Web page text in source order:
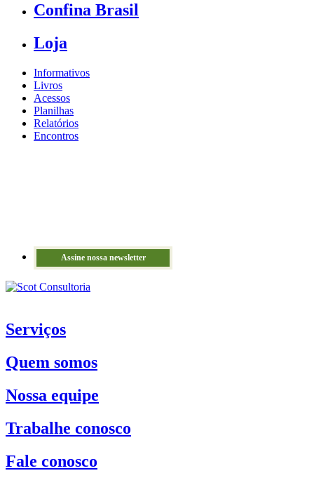
Confina Brasil
Loja
Informativos
Livros
Acessos
Planilhas
Relatórios
Encontros
Assine nossa newsletter
Serviços
Quem somos
Nossa equipe
Trabalhe conosco
Fale conosco